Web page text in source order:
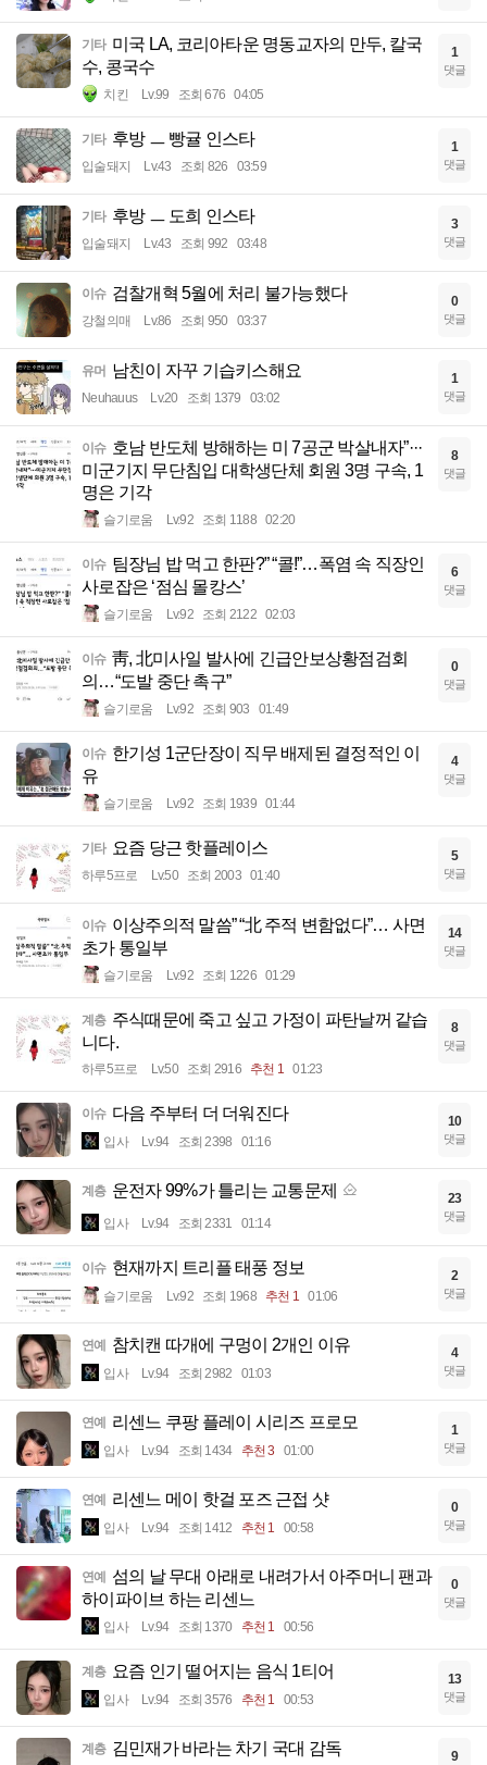
기타 미국 LA, 코리아타운 명동교자의 만두, 칼국
수, 콩국수
치킨 Lv.99 조회 676 04:05
1
댓글
기타 후방 ㅡ 빵귤 인스타
입술돼지 Lv.43 조회 826 03:59
1
댓글
기타 후방 ㅡ 도희 인스타
입술돼지 Lv.43 조회 992 03:48
3
댓글
이슈 검찰개혁 5월에 처리 불가능했다
강철의매 Lv.86 조회 950 03:37
0
댓글
유머 남친이 자꾸 기습키스해요
Neuhauus Lv.20 조회 1379 03:02
1
댓글
이슈 호남 반도체 방해하는 미 7공군 박살내자”···
미군기지 무단침입 대학생단체 회원 3명 구속, 1
명은 기각
슬기로움 Lv.92 조회 1188 02:20
8
댓글
이슈 팀장님 밥 먹고 한판?” “콜!”…폭염 속 직장인
사로잡은 ‘점심 몰캉스’
슬기로움 Lv.92 조회 2122 02:03
6
댓글
이슈 靑, 北미사일 발사에 긴급안보상황점검회
의…“도발 중단 촉구”
슬기로움 Lv.92 조회 903 01:49
0
댓글
이슈 한기성 1군단장이 직무 배제된 결정적인 이
유
슬기로움 Lv.92 조회 1939 01:44
4
댓글
기타 요즘 당근 핫플레이스
하루5프로 Lv.50 조회 2003 01:40
5
댓글
이슈 이상주의적 말씀” “北 주적 변함없다”… 사면
초가 통일부
슬기로움 Lv.92 조회 1226 01:29
14
댓글
계층 주식때문에 죽고 싶고 가정이 파탄날꺼 같습
니다.
하루5프로 Lv.50 조회 2916 추천 1 01:23
8
댓글
이슈 다음 주부터 더 더워진다
입사 Lv.94 조회 2398 01:16
10
댓글
계층 운전자 99%가 틀리는 교통문제
입사 Lv.94 조회 2331 01:14
23
댓글
이슈 현재까지 트리플 태풍 정보
슬기로움 Lv.92 조회 1968 추천 1 01:06
2
댓글
연예 참치캔 따개에 구멍이 2개인 이유
입사 Lv.94 조회 2982 01:03
4
댓글
연예 리센느 쿠팡 플레이 시리즈 프로모
입사 Lv.94 조회 1434 추천 3 01:00
1
댓글
연예 리센느 메이 핫걸 포즈 근접 샷
입사 Lv.94 조회 1412 추천 1 00:58
0
댓글
연예 섬의 날 무대 아래로 내려가서 아주머니 팬과
하이파이브 하는 리센느
입사 Lv.94 조회 1370 추천 1 00:56
0
댓글
계층 요즘 인기 떨어지는 음식 1티어
입사 Lv.94 조회 3576 추천 1 00:53
13
댓글
계층 김민재가 바라는 차기 국대 감독 9